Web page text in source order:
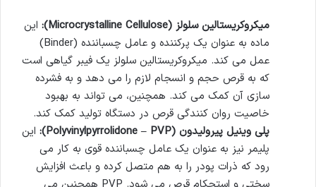
میکروکریستالین سلولز (Microcrystalline Cellulose):
این
ماده به عنوان یک پرکننده و عامل چسباننده (Binder)
عمل می کند. میکروکریستالین سلولز یک فیبر گیاهی است
که به قرص حجم و انسجام لازم را می دهد و به فشرده
سازی آن کمک می کند. همچنین، می تواند به بهبود
خاصیت روان کنندگی قرص در دستگاه تولید کمک کند.
پلی وینیل پیرولیدون (Polyvinylpyrrolidone – PVP):
این
پلیمر نیز به عنوان یک عامل چسباننده قوی به کار می
رود که ذرات پودر را به هم متصل کرده و باعث افزایش